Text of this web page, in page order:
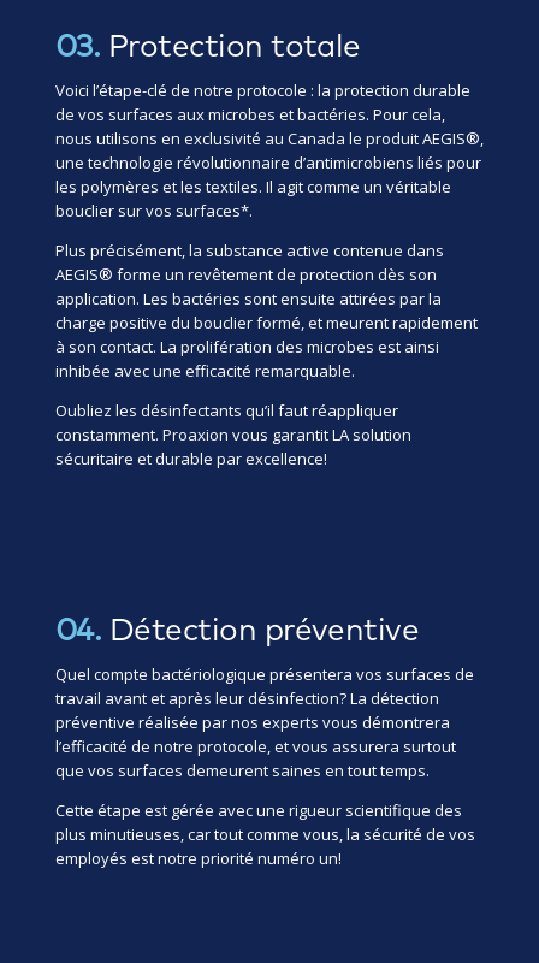
03. Protection totale
Voici l’étape-clé de notre protocole : la protection durable
de vos surfaces aux microbes et bactéries. Pour cela,
nous utilisons en exclusivité au Canada le produit AEGIS®,
une technologie révolutionnaire d’antimicrobiens liés pour
les polymères et les textiles. Il agit comme un véritable
bouclier sur vos surfaces*.
Plus précisément, la substance active contenue dans
AEGIS® forme un revêtement de protection dès son
application. Les bactéries sont ensuite attirées par la
charge positive du bouclier formé, et meurent rapidement
à son contact. La prolifération des microbes est ainsi
inhibée avec une efficacité remarquable.
Oubliez les désinfectants qu’il faut réappliquer
constamment. Proaxion vous garantit LA solution
sécuritaire et durable par excellence!
04. Détection préventive
Quel compte bactériologique présentera vos surfaces de
travail avant et après leur désinfection? La détection
préventive réalisée par nos experts vous démontrera
l’efficacité de notre protocole, et vous assurera surtout
que vos surfaces demeurent saines en tout temps.
Cette étape est gérée avec une rigueur scientifique des
plus minutieuses, car tout comme vous, la sécurité de vos
employés est notre priorité numéro un!